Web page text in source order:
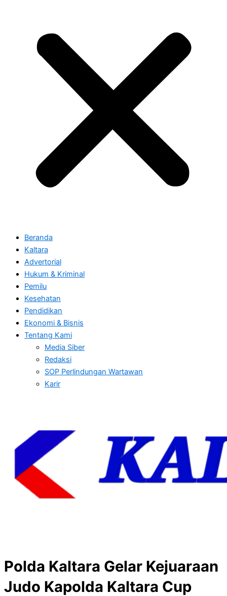
Beranda
Kaltara
Advertorial
Hukum & Kriminal
Pemilu
Kesehatan
Pendidikan
Ekonomi & Bisnis
Tentang Kami
Media Siber
Redaksi
SOP Perlindungan Wartawan
Karir
Polda Kaltara Gelar Kejuaraan
Judo Kapolda Kaltara Cup